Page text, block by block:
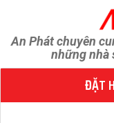
An Phát chuyên
những nhà
ĐẶT